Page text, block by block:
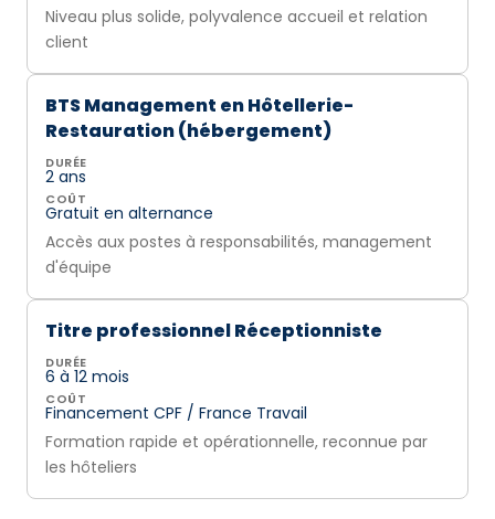
Niveau plus solide, polyvalence accueil et relation
client
BTS Management en Hôtellerie-
Restauration (hébergement)
DURÉE
2 ans
COÛT
Gratuit en alternance
Accès aux postes à responsabilités, management
d'équipe
Titre professionnel Réceptionniste
DURÉE
6 à 12 mois
COÛT
Financement CPF / France Travail
Formation rapide et opérationnelle, reconnue par
les hôteliers